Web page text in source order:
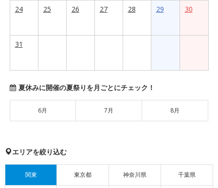
24 25 26 27 28 29 30
31
夏休みに開催の夏祭りを月ごとにチェック！
6月 7月 8月
エリアを絞り込む
関東 東京都 神奈川県 千葉県